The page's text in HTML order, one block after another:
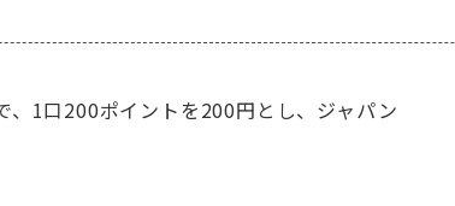
1口200ポイントを200円とし、ジャパン